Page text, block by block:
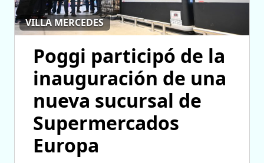
VILLA MERCEDES
Poggi participó de la
inauguración de una
nueva sucursal de
Supermercados
Europa